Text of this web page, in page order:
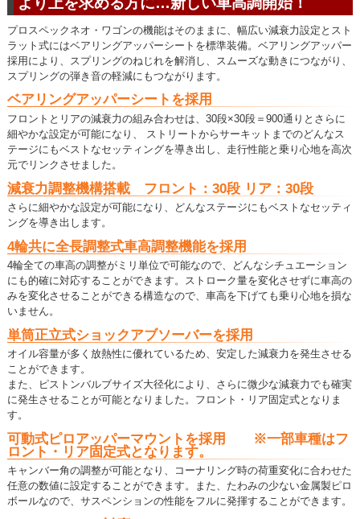
プロスペックネオ・ワゴンの機能はそのままに、幅広い減衰力設定とスト
ラット式にはベアリングアッパーシートを標準装備。ベアリングアッパー
採用により、スプリングのねじれを解消し、スムーズな動きにつながり、
スプリングの弾き音の軽減にもつながります。
ベアリングアッパーシートを採用
フロントとリアの減衰力の組み合わせは、30段×30段＝900通りとさらに
細やかな設定が可能になり、 ストリートからサーキットまでのどんなス
テージにもベストなセッティングを導き出し、走行性能と乗り心地を高次
元でリンクさせました。
減衰力調整機構搭載 フロント：30段 リア：30段
さらに細やかな設定が可能になり、どんなステージにもベストなセッティ
ングを導き出します。
4輪共に全長調整式車高調整機能を採用
4輪全ての車高の調整がミリ単位で可能なので、どんなシチュエーション
にも的確に対応することができます。ストローク量を変化させずに車高の
みを変化させることができる構造なので、車高を下げても乗り心地を損な
いません。
単筒正立式ショックアブソーバーを採用
オイル容量が多く放熱性に優れているため、安定した減衰力を発生させる
ことができます。
また、ピストンバルブサイズ大径化により、さらに微少な減衰力でも確実
に発生させることが可能となりました。フロント・リア固定式となりま
す。
可動式ピロアッパーマウントを採用 ※一部車種はフ
ロント・リア固定式となります。
キャンバー角の調整が可能となり、コーナリング時の荷重変化に合わせた
任意の数値に設定することができます。また、たわみの少ない金属製ピロ
ボールなので、サスペンションの性能をフルに発揮することができます。